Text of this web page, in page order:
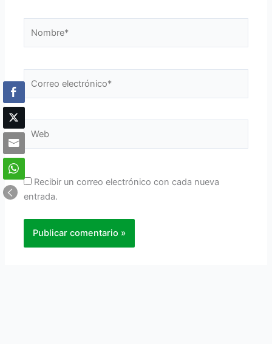
electrónico*
Web
Recibir un correo electrónico con cada nueva
entrada.